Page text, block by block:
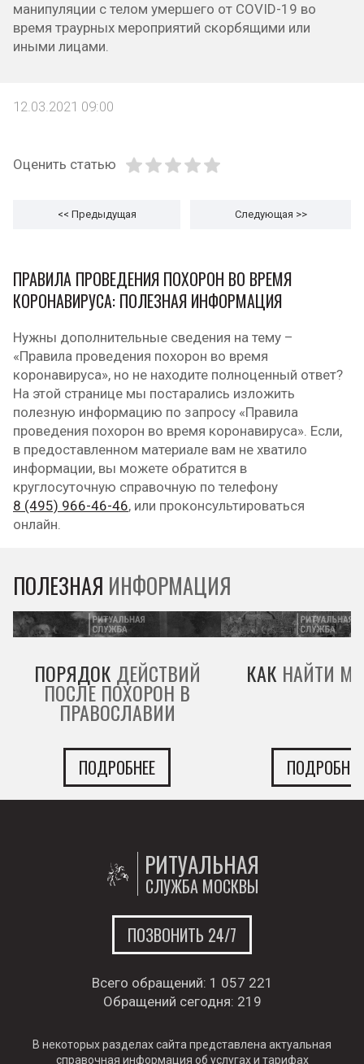
манипуляции с телом умершего от COVID-19 во
время траурных мероприятий скорбящими или
иными лицами.
12.03.2021 09:00
Оценить статью
<< Предыдущая Следующая >>
ПРАВИЛА ПРОВЕДЕНИЯ ПОХОРОН ВО ВРЕМЯ
КОРОНАВИРУСА: ПОЛЕЗНАЯ ИНФОРМАЦИЯ
Нужны дополнительные сведения на тему –
«Правила проведения похорон во время
коронавируса», но не находите полноценный ответ?
На этой странице мы постарались изложить
полезную информацию по запросу «Правила
проведения похорон во время коронавируса». Если,
в предоставленном материале вам не хватило
информации, вы можете обратится в
круглосуточную справочную по телефону
8 (495) 966-46-46, или проконсультироваться
онлайн.
ПОЛЕЗНАЯ ИНФОРМАЦИЯ
ПОРЯДОК ДЕЙСТВИЙ
ПОСЛЕ ПОХОРОН В
ПРАВОСЛАВИИ
ПОДРОБНЕЕ
КАК НАЙТИ
ПОДРОБНЕЕ
РИТУАЛЬНАЯ
СЛУЖБА МОСКВЫ
ПОЗВОНИТЬ 24/7
Всего обращений: 1 057 221
Обращений сегодня: 219
В некоторых разделах сайта представлена актуальная
справочная информация об услугах и тарифах